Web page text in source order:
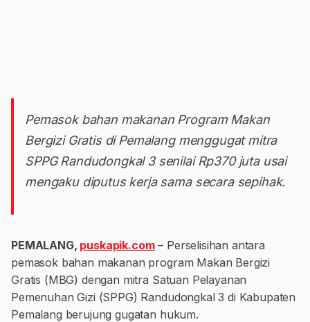
Pemasok bahan makanan Program Makan
Bergizi Gratis di Pemalang menggugat mitra
SPPG Randudongkal 3 senilai Rp370 juta usai
mengaku diputus kerja sama secara sepihak.
PEMALANG, puskapik.com– Perselisihan antara
pemasok bahan makanan program Makan Bergizi
Gratis (MBG) dengan mitra Satuan Pelayanan
Pemenuhan Gizi (SPPG) Randudongkal 3 di Kabupaten
Pemalang berujung gugatan hukum.